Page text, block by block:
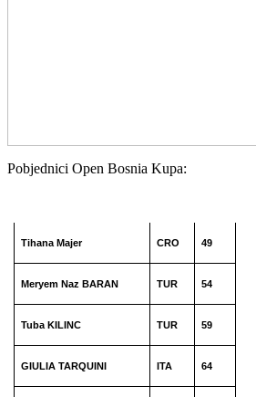
Pobjednici Open Bosnia Kupa:
Tihana Majer CRO 49
Meryem Naz BARAN TUR 54
Tuba KILINC TUR 59
GIULIA TARQUINI ITA 64